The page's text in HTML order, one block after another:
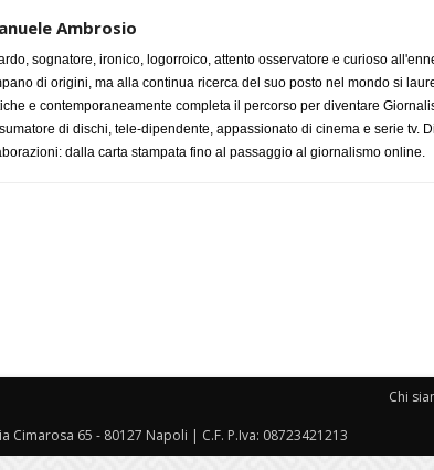
Ambrosio
sognatore, ironico, logorroico, attento osservatore e curioso
di origini, ma alla continua ricerca del suo posto nel mondo si
e contemporaneamente completa il percorso per diventare
di dischi, tele-dipendente, appassionato di cinema e serie tv.
dalla carta stampata fino al passaggio al giornalismo online.
Chi
Cimarosa 65 - 80127 Napoli | C.F. P.Iva: 08723421213